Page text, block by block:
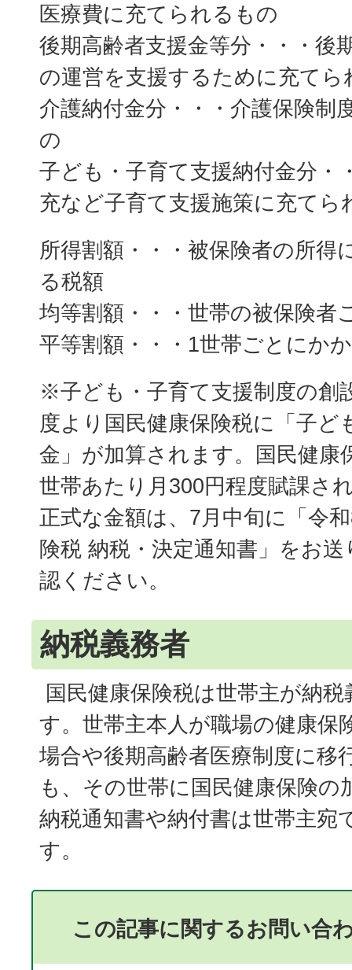
医療費に充てられるもの
後期高齢者支援金等分・・・後
の運営を支援するために充てら
介護納付金分・・・介護保険制
の
子ども・子育て支援納付金分・
充など子育て支援施策に充てら
所得割額・・・被保険者の所得
る税額
均等割額・・・世帯の被保険者
平等割額・・・1世帯ごとにか
※子ども・子育て支援制度の創
度より国民健康保険税に「子ど
金」が加算されます。国民健康
世帯あたり月300円程度賦課さ
正式な金額は、7月中旬に「令
険税 納税・決定通知書」をお
認ください。
納税義務者
国民健康保険税は世帯主が納
す。世帯主本人が職場の健康保
場合や後期高齢者医療制度に移
も、その世帯に国民健康保険の
納税通知書や納付書は世帯主宛
す。
この記事に関するお問い合